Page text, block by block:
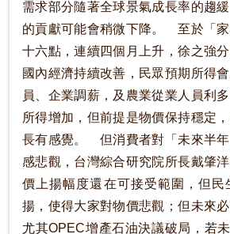
需求部分隨著全球景氣成長率的趨
的貢獻可能會稍微下降。 至於「家
十六點，連續四個月上升，徐之強
國內經濟持續改善，民眾預期所得
員、企業調薪，及農業從業人員利
所得增加，但前提是物價保持穩定
長有感覺。 但消費者對「未來半
感悲觀，台灣綜合研究院所長戴肇
價上揚幅度還在可接受範圍，但民
揚，使得大家對物價悲觀；但未來
尤其OPEC增產石油決議破局，若